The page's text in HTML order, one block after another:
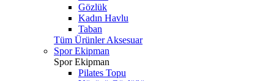
Gözlük
Kadın Havlu
Taban
Tüm Ürünler Aksesuar
Spor Ekipman
Spor Ekipman
Pilates Topu